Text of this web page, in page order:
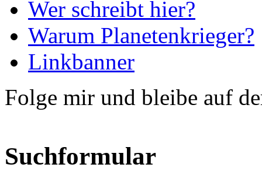
Wer schreibt hier?
Warum Planetenkrieger?
Linkbanner
Folge mir und bleibe auf
Suchformular